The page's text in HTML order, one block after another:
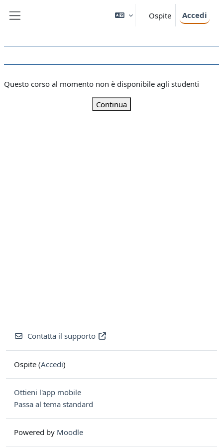
Ospite Accedi
Questo corso al momento non è disponibile agli studenti
Continua
Contatta il supporto
Ospite (Accedi)
Ottieni l'app mobile
Passa al tema standard
Powered by Moodle